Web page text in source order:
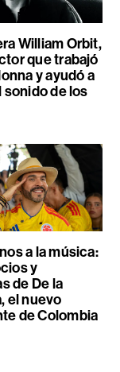
William Orbit,
que trabajó
y ayudó a
de los
a la música:
y
de De la
el nuevo
de Colombia